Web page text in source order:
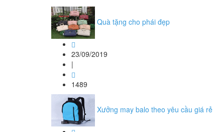
Quà tặng cho phái đẹp
23/09/2019
|
1489
Xưởng may balo theo yêu cầu giá rẻ